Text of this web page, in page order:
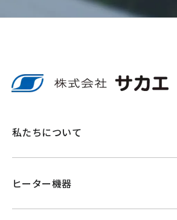
私たちについて
ヒーター機器